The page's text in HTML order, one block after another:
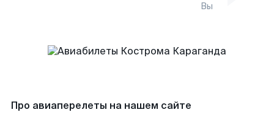
Вы
Про авиаперелеты на нашем сайте